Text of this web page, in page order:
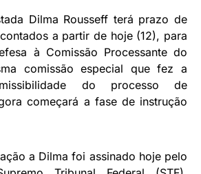
Dilma Rousseff terá prazo de
a partir de hoje (12), para
à Comissão Processante do
comissão especial que fez a
do processo de
começará a fase de instrução
a Dilma foi assinado hoje pelo